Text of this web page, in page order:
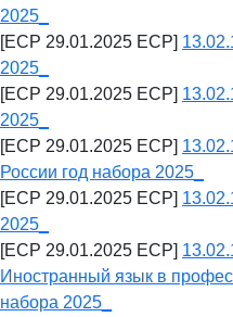
2025_
[ECP 29.01.2025 ECP]
2025_
[ECP 29.01.2025 ECP]
2025_
[ECP 29.01.2025 ECP]
России год набора 2025_
[ECP 29.01.2025 ECP]
2025_
[ECP 29.01.2025 ECP]
Иностранный язык в
набора 2025_